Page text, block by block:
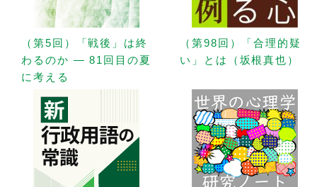
（第5回）「戦後」は終
わるのか — 81回目の夏
に考える
（第98回）「合理的疑
い」とは（坂根真也）